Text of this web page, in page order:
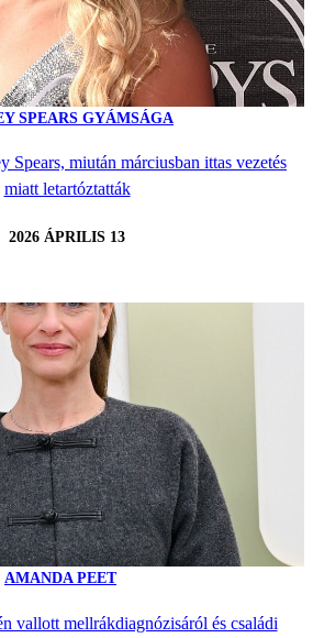
SPEARS GYÁMSÁGA
Spears, miután márciusban ittas vezetés
miatt letartóztatták
2026 ÁPRILIS 13
AMANDA PEET
vallott mellrákdiagnózisáról és családi